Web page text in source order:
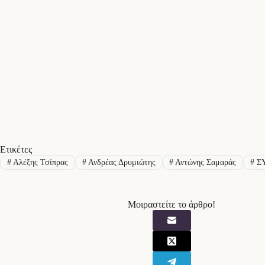
Ετικέτες
#Αλέξης Τσίπρας #Ανδρέας Δρυμιώτης # Αντώνης Σαμαράς #
Μοιραστείτε το άρθρο!